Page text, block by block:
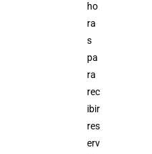
ho
ra
s
pa
ra
rec
ibir
res
erv